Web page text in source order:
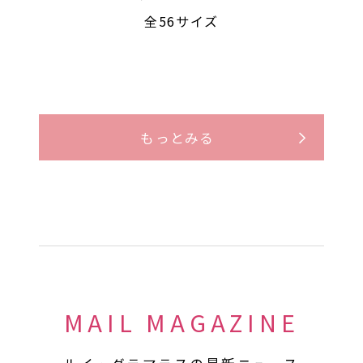
全56サイズ
もっとみる
MAIL MAGAZINE